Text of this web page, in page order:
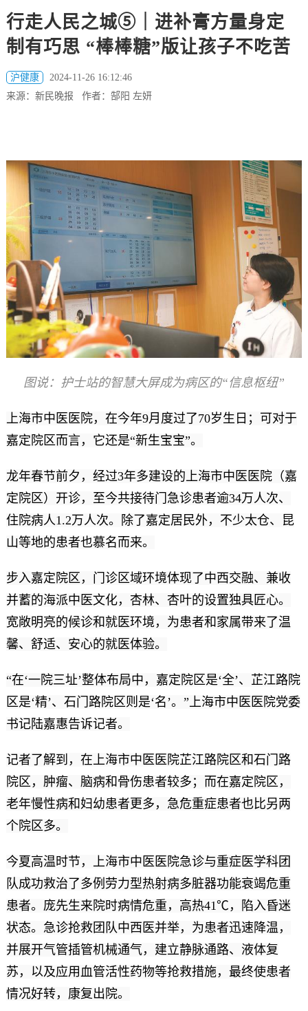
行走人民之城⑤｜进补膏方量身定
制有巧思 “棒棒糖”版让孩子不吃苦
沪健康
2024-11-26 16:12:46
来源：新民晚报 作者：郜阳 左妍
图说：护士站的智慧大屏成为病区的“信息枢纽”
上海市中医医院，在今年9月度过了70岁生日；可对于
嘉定院区而言，它还是“新生宝宝”。
龙年春节前夕，经过3年多建设的上海市中医医院（嘉
定院区）开诊，至今共接待门急诊患者逾34万人次、
住院病人1.2万人次。除了嘉定居民外，不少太仓、昆
山等地的患者也慕名而来。
步入嘉定院区，门诊区域环境体现了中西交融、兼收
并蓄的海派中医文化，杏林、杏叶的设置独具匠心。
宽敞明亮的候诊和就医环境，为患者和家属带来了温
馨、舒适、安心的就医体验。
“在‘一院三址’整体布局中，嘉定院区是‘全’、芷江路院
区是‘精’、石门路院区则是‘名’。”上海市中医医院党委
书记陆嘉惠告诉记者。
记者了解到，在上海市中医医院芷江路院区和石门路
院区，肿瘤、脑病和骨伤患者较多；而在嘉定院区，
老年慢性病和妇幼患者更多，急危重症患者也比另两
个院区多。
今夏高温时节，上海市中医医院急诊与重症医学科团
队成功救治了多例劳力型热射病多脏器功能衰竭危重
患者。庞先生来院时病情危重，高热41℃，陷入昏迷
状态。急诊抢救团队中西医并举，为患者迅速降温，
并展开气管插管机械通气，建立静脉通路、液体复
苏，以及应用血管活性药物等抢救措施，最终使患者
情况好转，康复出院。